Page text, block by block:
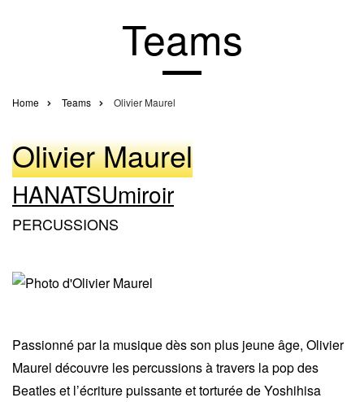
Teams
Breadcrumb
Home Teams Olivier Maurel
Olivier Maurel
HANATSUmiroir
PERCUSSIONS
Passionné par la musique dès son plus jeune âge, Olivier
Maurel découvre les percussions à travers la pop des
Beatles et l’écriture puissante et torturée de Yoshihisa